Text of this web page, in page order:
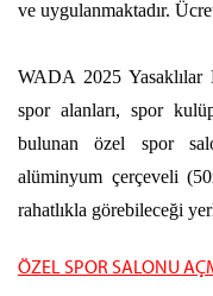
ve uygulanmaktadır.
WADA 2025 Yasaklılar
spor alanları, spor
bulunan özel spor
alüminyum çerçeveli
rahatlıkla görebileceği
ÖZEL SPOR SALONU